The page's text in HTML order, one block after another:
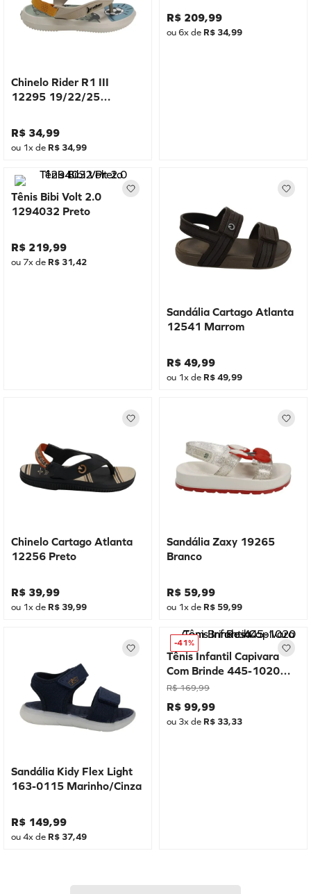
Chinelo Rider R1 III
12295 19/22/25
R$ 34,99
ou 1x de R$ 34,99
R$ 209,99
ou6x de R$ 34,99
Tênis Bibi Volt 2.0
1294032 Preto
R$ 219,99
ou 7x de R$ 31,42
Sandália Cartago Atlanta
12541 Marrom
R$ 49,99
ou 1x de R$49,99
Chinelo Cartago Atlanta
12256 Preto
R$ 39,99
ou 1x de R$ 39,99
Sandália Zaxy 19265
Branco
R$ 59,99
ou 1x de R$ 59,99
Sandália Kidy Flex Light
163-0115 Marinho/Cinza
R$ 149,99
ou4x de R$ 37,49
-41%
Tênis Infantil Capivara
Com Brinde 445-1020
Rosa
R$ 169,99
R$ 99,99
ou 3x de R$ 33,33